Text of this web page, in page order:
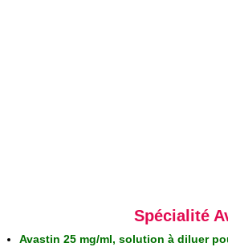
Spécialité
Avastin 25 mg/ml, solution à diluer